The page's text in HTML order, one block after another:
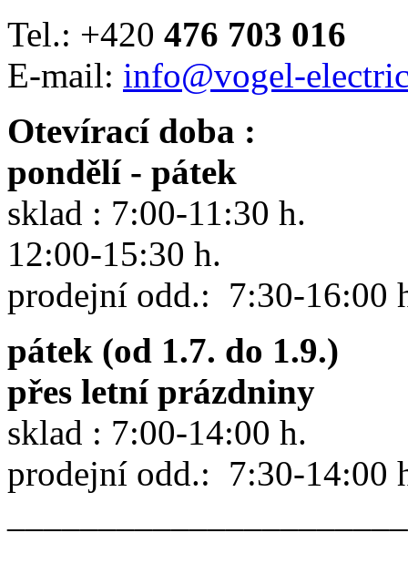
Tel.: +420 476 703 016
E-mail: info@vogel-
Otevírací doba :
pondělí - pátek
sklad : 7:00-11:30 h.
12:00-15:30 h.
prodejní odd.: 7:30-16:00
pátek (od 1.7. do 1.9.)
přes letní prázdniny
sklad : 7:00-14:00 h.
prodejní odd.: 7:30-14:00